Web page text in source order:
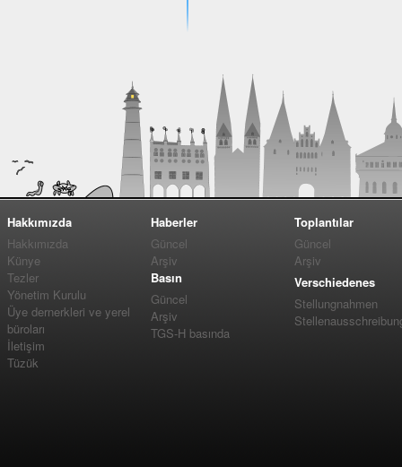
Hakkımızda
Hakkımızda
Künye
Tezler
Yönetim Kurulu
Üye dernerkleri ve yerel
büroları
İletişim
Tüzük
Haberler
Güncel
Arşiv
Basın
Güncel
Arşiv
TGS-H basında
Toplantılar
Güncel
Arşiv
Verschiedenes
Stellungnahmen